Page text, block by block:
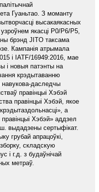
Гуаньтао. З моманту
высакаякасных
якасці P0/P6/P5,
брэнд JITO таксама
Кампанія атрымала
і IATF/16949:2016, мае
і новыя патэнты на
крэдытаванню
навукова-даследчы
правінцыі Хэбэй
правінцыі Хэбэй, якое
а
Хэбэй» аддзел
выдадзены сертыфікат.
грубай апрацоўкі,
складскую
і г.д. з будаўнічай
метраў.